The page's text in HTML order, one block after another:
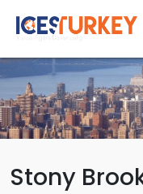
Stony